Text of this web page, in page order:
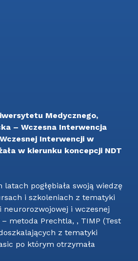
Medycznego,
– Wczesna Interwencja
Interwencji w
w kierunku koncepcji NDT
pogłębiała swoją wiedzę
i szkoleniach z tematyki
i wczesnej
metoda Prechtla, , TIMP (Test
z tematyki
po którym otrzymała